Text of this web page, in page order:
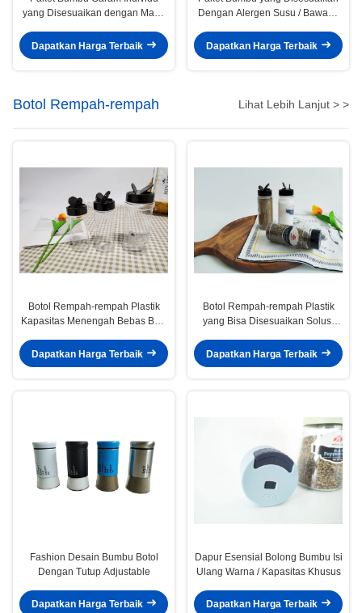
yang Disesuaikan dengan Masa
Dapatkan Harga Terbaik
Dengan Alergen Susu / Bawang
Dapatkan Harga Terbaik
Botol Rempah-rempah Lihat Lebih Lanjut > >
Botol Rempah-rempah Plastik
Kapasitas Menengah Bebas BPA
Dapatkan Harga Terbaik
Botol Rempah-rempah Plastik
yang Bisa Disesuaikan Solusi
Terbaik untuk Dapur yang Sibuk
Dapatkan Harga Terbaik
Fashion Desain Bumbu Botol
Dengan Tutup Adjustable
Dapatkan Harga Terbaik
Dapur Esensial Bolong Bumbu Isi
Ulang Warna / Kapasitas Khusus
Dapatkan Harga Terbaik